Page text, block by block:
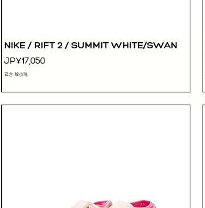
快速瀏覽
NIKE / RIFT 2 / SUMMIT WHITE/SWAN
價格
JP¥17,050
已含 增值税